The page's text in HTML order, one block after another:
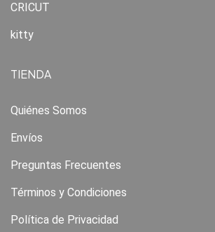
CRICUT
kitty
TIENDA
Quiénes Somos
Envíos
Preguntas Frecuentes
Términos y Condiciones
Política de Privacidad